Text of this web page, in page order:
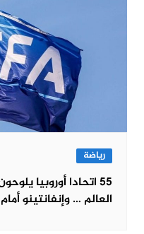
رياضة
55 اتحادا أوروبيا
العالم … وإنفانتينو